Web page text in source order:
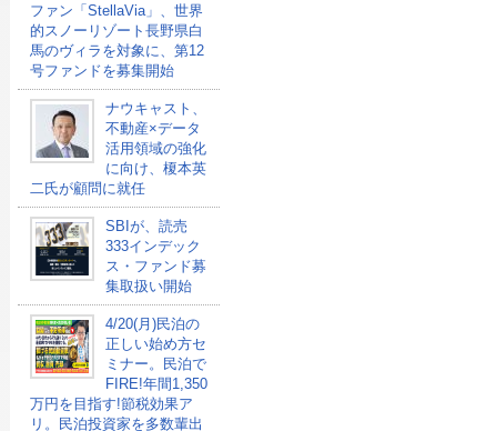
ファン「StellaVia」、世界
的スノーリゾート長野県白
馬のヴィラを対象に、第12
号ファンドを募集開始
ナウキャスト、
不動産×データ
活用領域の強化
に向け、榎本英
二氏が顧問に就任
SBIが、読売
333インデック
ス・ファンド募
集取扱い開始
4/20(月)民泊の
正しい始め方セ
ミナー。民泊で
FIRE!年間1,350
万円を目指す!節税効果ア
リ。民泊投資家を多数輩出